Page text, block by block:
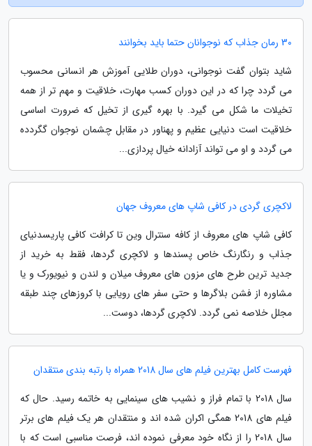
30 رمان جذاب که نوجوانان حتما باید بخوانند
شاید بتوان گفت نوجوانی، دوران طلایی آموزش هر انسانی محسوب
می گردد چرا که در این دوران کسب مهارت، خلاقیت و مهم تر از همه
تخیلات ما شکل می گیرد. با بهره گیری از تخیل که ضرورت اساسی
خلاقیت است دنیایی عظیم و پهناور در مقابل چشمان نوجوان گگردده
می گردد و او می تواند آزادانه خیال پردازی...
لاکچری گردی در کافی شاپ های معروف جهان
کافی شاپ های معروف از کافه سنترال وین تا کرافت کافی پاریسدنیای
جذاب و رنگارنگ خاص پسندها و لاکچری گردها، فقط به خرید از
جدید ترین طرح های مزون های معروف میلان و لندن و نیویورک و یا
مشاوره از فشن بلاگرها و حتی سفر های رویایی با کروزهای چند طبقه
مجلل خلاصه نمی گردد. لاکچری گردها، دوست...
فهرست کامل بهترین فیلم های سال 2018 همراه با رتبه بندی منتقدان
سال 2018 با تمام فراز و نشیب های سینمایی به خاتمه رسید. حال که
فیلم های 2018 همگی اکران شده اند و منتقدان هر یک فیلم های برتر
سال 2018 را از نگاه خود معرفی نموده اند، فرصت مناسبی است که با